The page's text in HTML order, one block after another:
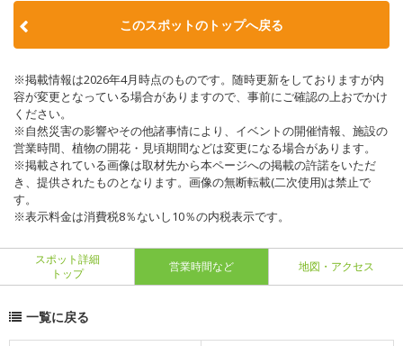
このスポットのトップへ戻る
※掲載情報は2026年4月時点のものです。随時更新をしておりますが内
容が変更となっている場合がありますので、事前にご確認の上おでかけ
ください。
※自然災害の影響やその他諸事情により、イベントの開催情報、施設の
営業時間、植物の開花・見頃期間などは変更になる場合があります。
※掲載されている画像は取材先から本ページへの掲載の許諾をいただ
き、提供されたものとなります。画像の無断転載(二次使用)は禁止で
す。
※表示料金は消費税8％ないし10％の内税表示です。
スポット詳細
トップ
営業時間など 地図・アクセス
一覧に戻る